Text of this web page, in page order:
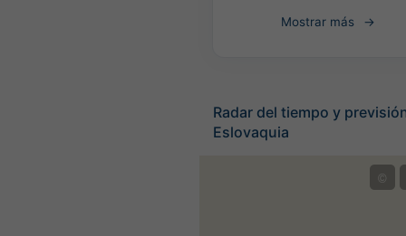
Mostrar más
Radar del tiempo y
Eslovaquia
©